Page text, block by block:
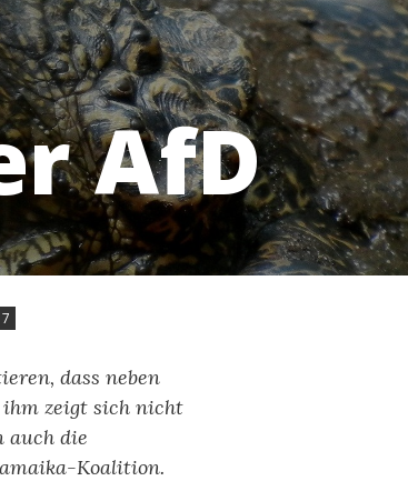
AfD
dass neben
ihm zeigt sich nicht
auch die
Koalition.